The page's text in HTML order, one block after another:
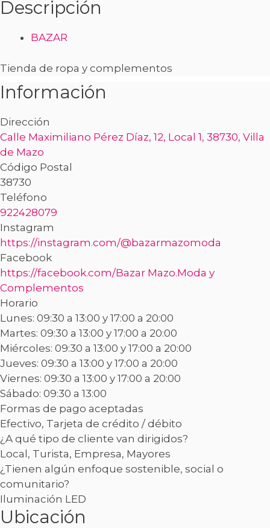
Descripción
BAZAR
Tienda de ropa y complementos
Información
Dirección
Calle Maximiliano Pérez Díaz, 12, Local 1, 38730, Villa
de Mazo
Código Postal
38730
Teléfono
922428079
Instagram
https://instagram.com/@bazarmazomoda
Facebook
https://facebook.com/Bazar Mazo.Moda y
Complementos
Horario
Lunes: 09:30 a 13:00 y 17:00 a 20:00
Martes: 09:30 a 13:00 y 17:00 a 20:00
Miércoles: 09:30 a 13:00 y 17:00 a 20:00
Jueves: 09:30 a 13:00 y 17:00 a 20:00
Viernes: 09:30 a 13:00 y 17:00 a 20:00
Sábado: 09:30 a 13:00
Formas de pago aceptadas
Efectivo, Tarjeta de crédito / débito
¿A qué tipo de cliente van dirigidos?
Local, Turista, Empresa, Mayores
¿Tienen algún enfoque sostenible, social o
comunitario?
Iluminación LED
Ubicación